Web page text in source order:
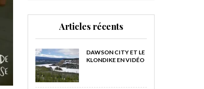
Articles récents
DAWSON CITY ET LE
KLONDIKE EN VIDÉO